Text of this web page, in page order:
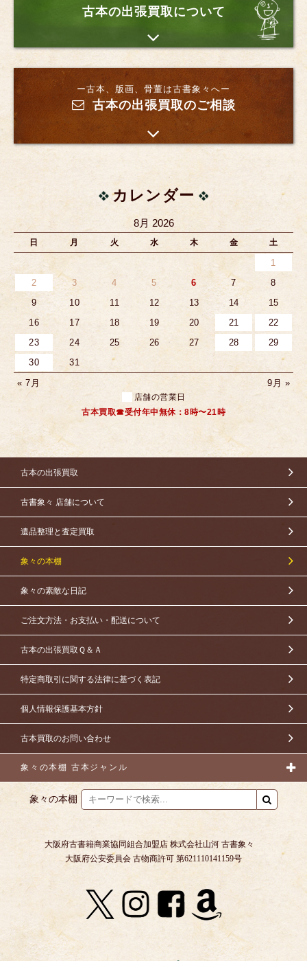
古本の出張買取について
ー古本、版画、骨董は古書象々へー
古本の出張買取のご相談
カレンダー
8月 2026
日 月 火 水 木 金 土
1
2
3 4 5 6 7
8
9
10 11 12 13 14
15
16
17 18 19 20 21
22
23
24 25 26 27 28
29
30
31
« 7月
9月 »
店舗の営業日
古本買取☎受付年中無休：8時〜21時
古本の出張買取
古書象々 店舗について
遺品整理と査定買取
象々の本棚
象々の素敵な日記
ご注文方法・お支払い・配送について
古本の出張買取Ｑ＆Ａ
特定商取引に関する法律に基づく表記
個人情報保護基本方針
古本買取のお問い合わせ
象々の本棚 古本ジャンル
象々の本棚
大阪府古書籍商業協同組合加盟店 株式会社山河 古書象々
大阪府公安委員会 古物商許可 第621110141159号